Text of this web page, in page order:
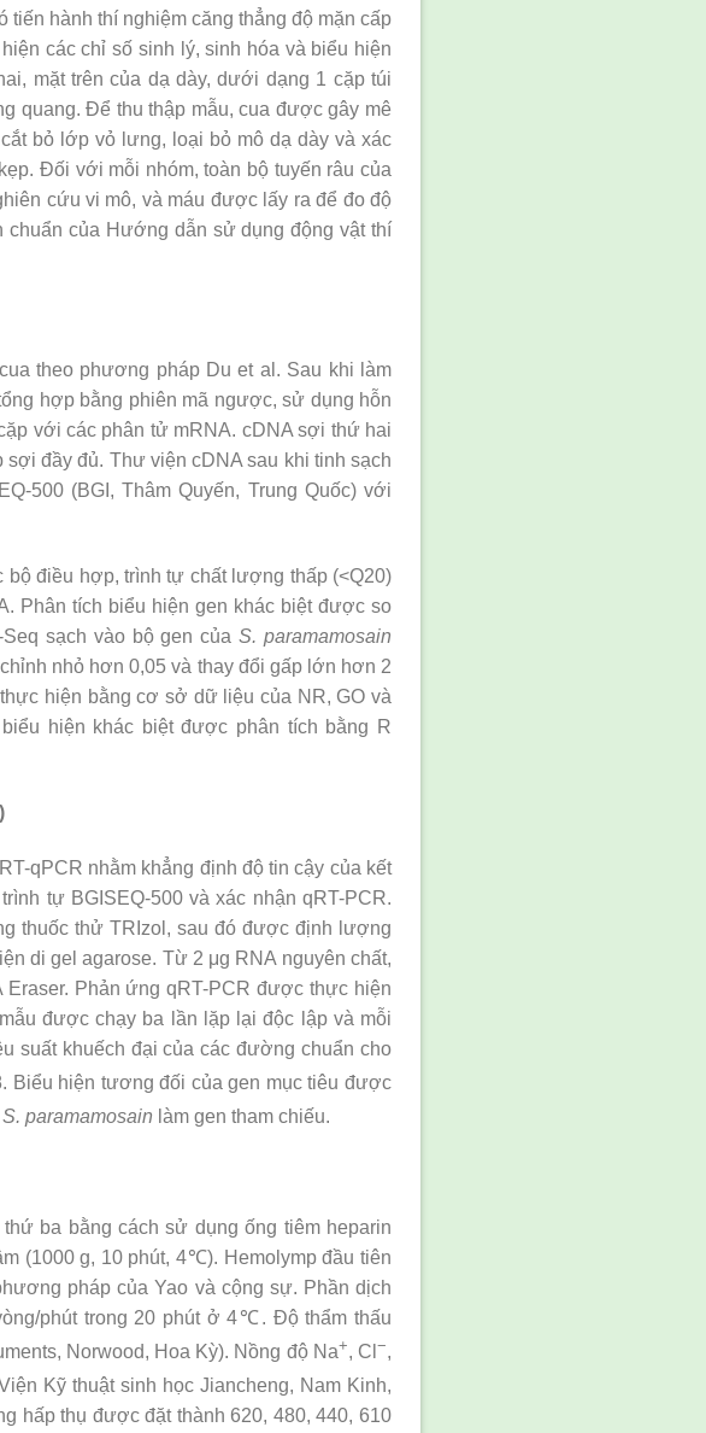
hành thí nghiệm căng thẳng độ mặn cấp
các chỉ số sinh lý, sinh hóa và biểu hiện
mặt trên của dạ dày, dưới dạng 1 cặp túi
quang. Để thu thập mẫu, cua được gây mê
bỏ lớp vỏ lưng, loại bỏ mô dạ dày và xác
Đối với mỗi nhóm, toàn bộ tuyến râu của
cứu vi mô, và máu được lấy ra để đo độ
chuẩn của Hướng dẫn sử dụng động vật thí
theo phương pháp Du et al. Sau khi làm
hợp bằng phiên mã ngược, sử dụng hỗn
với các phân tử mRNA. cDNA sợi thứ hai
đầy đủ. Thư viện cDNA sau khi tinh sạch
500 (BGI, Thâm Quyến, Trung Quốc) với
điều hợp, trình tự chất lượng thấp (<Q20)
Phân tích biểu hiện gen khác biệt được so
sạch vào bộ gen củaS. paramamosain
nhỏ hơn 0,05 và thay đổi gấp lớn hơn 2
hiện bằng cơ sở dữ liệu của NR, GO và
hiện khác biệt được phân tích bằng R
qPCR nhằm khẳng định độ tin cậy của kết
tự BGISEQ-500 và xác nhận qRT-PCR.
thuốc thử TRIzol, sau đó được định lượng
di gel agarose. Từ 2 μg RNA nguyên chất,
Phản ứng qRT-PCR được thực hiện
được chạy ba lần lặp lại độc lập và mỗi
suất khuếch đại của các đường chuẩn cho
Biểu hiện tương đối của gen mục tiêu được
S. paramamosain làm gen tham chiếu.
ba bằng cách sử dụng ống tiêm heparin
(1000 g, 10 phút, 4℃). Hemolymp đầu tiên
pháp của Yao và cộng sự. Phần dịch
phút trong 20 phút ở 4℃. Độ thẩm thấu
Norwood, Hoa Kỳ). Nồng độ Na+, Cl −,
Kỹ thuật sinh học Jiancheng, Nam Kinh,
hấp thụ được đặt thành 620, 480, 440, 610